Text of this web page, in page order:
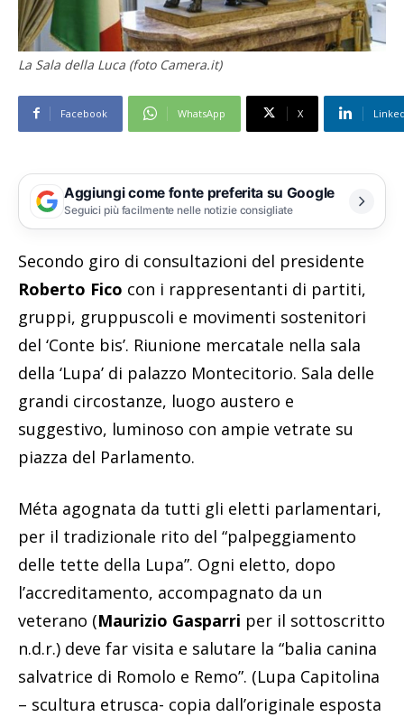
La Sala della Luca (foto Camera.it)
Facebook WhatsApp X
Aggiungi come fonte preferita su Google
Seguici più facilmente nelle notizie consigliate
Secondo giro di consultazioni del presidente
Roberto Fico con i rappresentanti di partiti,
gruppi, gruppuscoli e movimenti sostenitori
del ‘Conte bis’. Riunione mercatale nella sala
della ‘Lupa’ di palazzo Montecitorio. Sala delle
grandi circostanze, luogo austero e
suggestivo, luminoso con ampie vetrate su
piazza del Parlamento.
Méta agognata da tutti gli eletti parlamentari,
per il tradizionale rito del “palpeggiamento
delle tette della Lupa”. Ogni eletto, dopo
l’accreditamento, accompagnato da un
veterano (Maurizio Gasparri per il sottoscritto
n.d.r.) deve far visita e salutare la “balia canina
salvatrice di Romolo e Remo”. (Lupa Capitolina
– scultura etrusca- copia dall’originale esposta